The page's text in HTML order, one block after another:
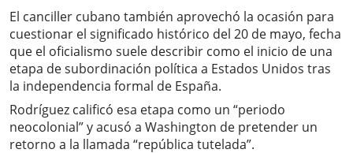
El canciller cubano también aprovechó la ocasión para
cuestionar el significado histórico del 20 de mayo, fecha
que el oficialismo suele describir como el inicio de una
etapa de subordinación política a Estados Unidos tras
la independencia formal de España.
Rodríguez calificó esa etapa como un “periodo
neocolonial” y acusó a Washington de pretender un
retorno a la llamada “república tutelada”.